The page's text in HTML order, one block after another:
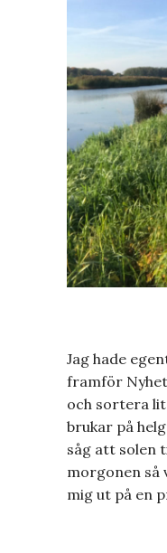
Jag hade
framför
och sortera
brukar på
såg att solen
morgonen så
mig ut på en